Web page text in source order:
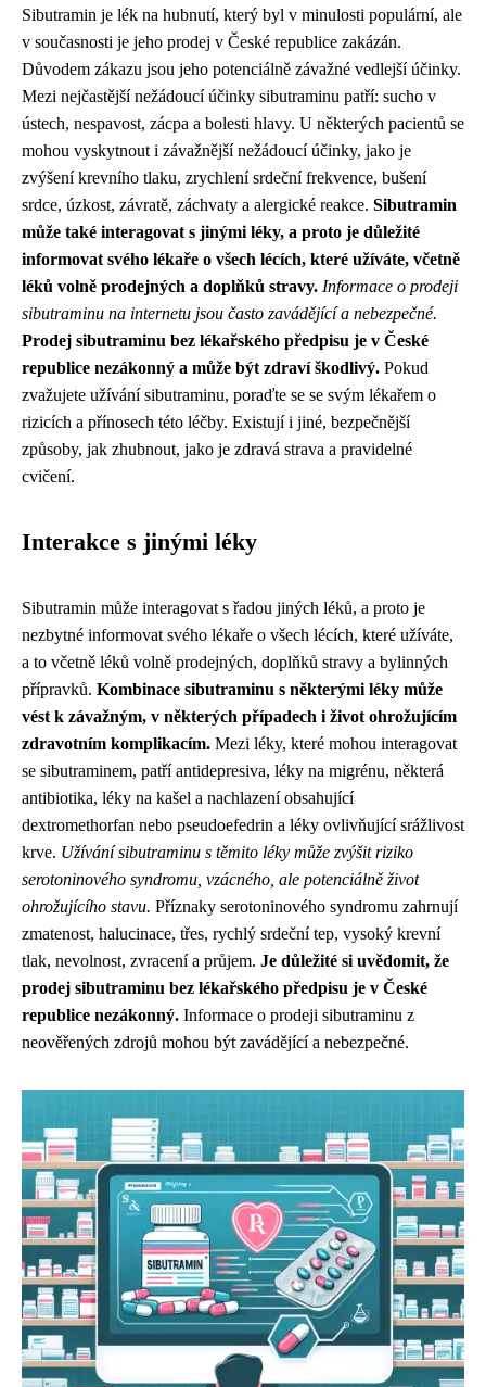
Sibutramin je lék na hubnutí, který byl v minulosti populární, ale
v současnosti je jeho prodej v České republice zakázán.
Důvodem zákazu jsou jeho potenciálně závažné vedlejší účinky.
Mezi nejčastější nežádoucí účinky sibutraminu patří: sucho v
ústech, nespavost, zácpa a bolesti hlavy. U některých pacientů se
mohou vyskytnout i závažnější nežádoucí účinky, jako je
zvýšení krevního tlaku, zrychlení srdeční frekvence, bušení
srdce, úzkost, závratě, záchvaty a alergické reakce. Sibutramin
může také interagovat s jinými léky, a proto je důležité
informovat svého lékaře o všech lécích, které užíváte, včetně
léků volně prodejných a doplňků stravy. Informace o prodeji
sibutraminu na internetu jsou často zavádějící a nebezpečné.
Prodej sibutraminu bez lékařského předpisu je v České
republice nezákonný a může být zdraví škodlivý. Pokud
zvažujete užívání sibutraminu, poraďte se se svým lékařem o
rizicích a přínosech této léčby. Existují i jiné, bezpečnější
způsoby, jak zhubnout, jako je zdravá strava a pravidelné
cvičení.
Interakce s jinými léky
Sibutramin může interagovat s řadou jiných léků, a proto je
nezbytné informovat svého lékaře o všech lécích, které užíváte,
a to včetně léků volně prodejných, doplňků stravy a bylinných
přípravků. Kombinace sibutraminu s některými léky může
vést k závažným, v některých případech i život ohrožujícím
zdravotním komplikacím. Mezi léky, které mohou interagovat
se sibutraminem, patří antidepresiva, léky na migrénu, některá
antibiotika, léky na kašel a nachlazení obsahující
dextromethorfan nebo pseudoefedrin a léky ovlivňující srážlivost
krve. Užívání sibutraminu s těmito léky může zvýšit riziko
serotoninového syndromu, vzácného, ale potenciálně život
ohrožujícího stavu. Příznaky serotoninového syndromu zahrnují
zmatenost, halucinace, třes, rychlý srdeční tep, vysoký krevní
tlak, nevolnost, zvracení a průjem. Je důležité si uvědomit, že
prodej sibutraminu bez lékařského předpisu je v České
republice nezákonný. Informace o prodeji sibutraminu z
neověřených zdrojů mohou být zavádějící a nebezpečné.